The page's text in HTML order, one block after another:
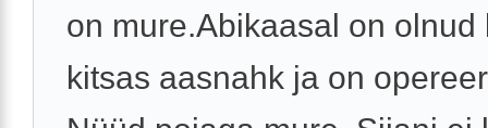
on mure.Abikaasal on olnud
kitsas aasnahk ja on